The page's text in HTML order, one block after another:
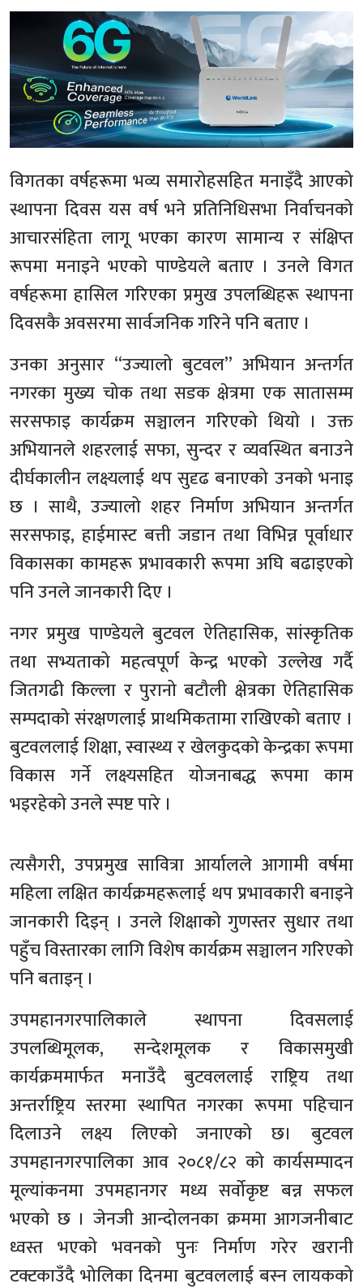
विगतका वर्षहरूमा भव्य समारोहसहित मनाइँदै आएको
स्थापना दिवस यस वर्ष भने प्रतिनिधिसभा निर्वाचनको
आचारसंहिता लागू भएका कारण सामान्य र संक्षिप्त
रूपमा मनाइने भएको पाण्डेयले बताए । उनले विगत
वर्षहरूमा हासिल गरिएका प्रमुख उपलब्धिहरू स्थापना
दिवसकै अवसरमा सार्वजनिक गरिने पनि बताए ।
उनका अनुसार “उज्यालो बुटवल” अभियान अन्तर्गत
नगरका मुख्य चोक तथा सडक क्षेत्रमा एक सातासम्म
सरसफाइ कार्यक्रम सञ्चालन गरिएको थियो । उक्त
अभियानले शहरलाई सफा, सुन्दर र व्यवस्थित बनाउने
दीर्घकालीन लक्ष्यलाई थप सुदृढ बनाएको उनको भनाइ
छ । साथै, उज्यालो शहर निर्माण अभियान अन्तर्गत
सरसफाइ, हाईमास्ट बत्ती जडान तथा विभिन्न पूर्वाधार
विकासका कामहरू प्रभावकारी रूपमा अघि बढाइएको
पनि उनले जानकारी दिए ।
नगर प्रमुख पाण्डेयले बुटवल ऐतिहासिक, सांस्कृतिक
तथा सभ्यताको महत्वपूर्ण केन्द्र भएको उल्लेख गर्दै
जितगढी किल्ला र पुरानो बटौली क्षेत्रका ऐतिहासिक
सम्पदाको संरक्षणलाई प्राथमिकतामा राखिएको बताए ।
बुटवललाई शिक्षा, स्वास्थ्य र खेलकुदको केन्द्रका रूपमा
विकास गर्ने लक्ष्यसहित योजनाबद्ध रूपमा काम
भइरहेको उनले स्पष्ट पारे ।
त्यसैगरी, उपप्रमुख सावित्रा आर्यालले आगामी वर्षमा
महिला लक्षित कार्यक्रमहरूलाई थप प्रभावकारी बनाइने
जानकारी दिइन् । उनले शिक्षाको गुणस्तर सुधार तथा
पहुँच विस्तारका लागि विशेष कार्यक्रम सञ्चालन गरिएको
पनि बताइन् ।
उपमहानगरपालिकाले स्थापना दिवसलाई
उपलब्धिमूलक, सन्देशमूलक र विकासमुखी
कार्यक्रममार्फत मनाउँदै बुटवललाई राष्ट्रिय तथा
अन्तर्राष्ट्रिय स्तरमा स्थापित नगरका रूपमा पहिचान
दिलाउने लक्ष्य लिएको जनाएको छ। बुटवल
उपमहानगरपालिका आव २०८१/८२ को कार्यसम्पादन
मूल्यांकनमा उपमहानगर मध्य सर्वोकृष्ट बन्न सफल
भएको छ । जेनजी आन्दोलनका क्रममा आगजनीबाट
ध्वस्त भएको भवनको पुनः निर्माण गरेर खरानी
टक्टकाउँदै भोलिका दिनमा बुटवललाई बस्न लायकको